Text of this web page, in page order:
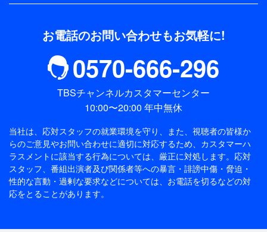
お電話のお問い合わせもお気軽に!
0570-666-296
TBSチャンネルカスタマーセンター
10:00〜20:00 年中無休
当社は、応対スタッフの就業環境を守り、また、視聴者の皆様か
らのご意見やお問い合わせに適切に対応するため、 カスタマーハ
ラスメントに該当する行為については、厳正に対処します。応対
スタッフ、番組出演者及び関係者等への暴言・誹謗中傷・脅迫・
性的な言動・過剰な要求などについては、お電話を切るなどの対
応をとることがあります。